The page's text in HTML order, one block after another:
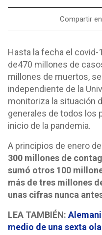
Compartir
Hasta la fecha el covid-
de470 millones de
millones de muertos,
independiente de la
monitoriza la situación
generales de todos los
inicio de la pandemia.
A principios de enero
300 millones de
sumó otros 100
más de tres millones
unas cifras nunca
LEA TAMBIÉN:
medio de una sexta